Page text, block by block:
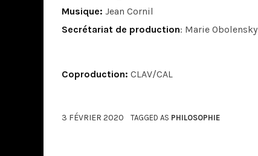
Musique: Jean Cornil
Secrétariat de production: Marie Obolensky
Coproduction: CLAV/CAL
3 FÉVRIER 2020 TAGGED AS PHILOSOPHIE